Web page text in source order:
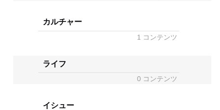
カルチャー
1 コンテンツ
ライフ
0 コンテンツ
イシュー